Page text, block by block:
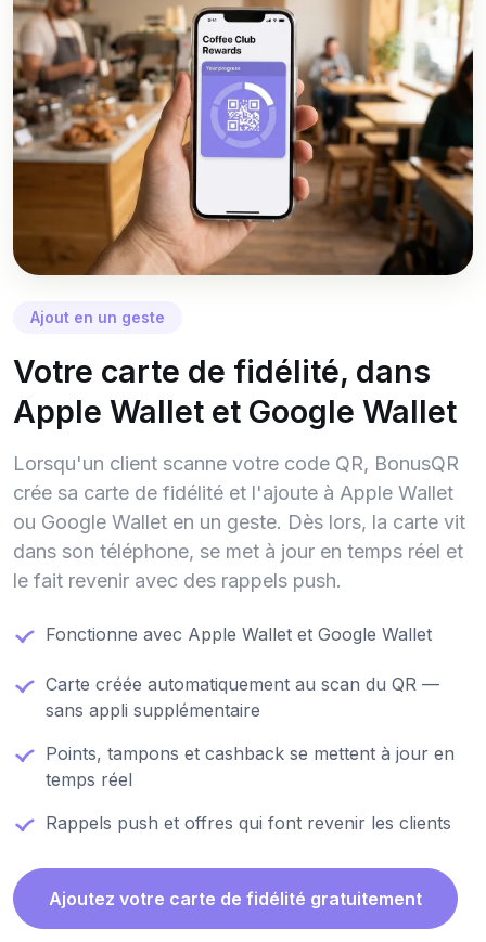
Ajout en un geste
Votre carte de fidélité, dans
Apple Wallet et Google Wallet
Lorsqu'un client scanne votre code QR, BonusQR
crée sa carte de fidélité et l'ajoute à Apple Wallet
ou Google Wallet en un geste. Dès lors, la carte vit
dans son téléphone, se met à jour en temps réel et
le fait revenir avec des rappels push.
Fonctionne avec Apple Wallet et Google Wallet
Carte créée automatiquement au scan du QR —
sans appli supplémentaire
Points, tampons et cashback se mettent à jour en
temps réel
Rappels push et offres qui font revenir les clients
Ajoutez votre carte de fidélité gratuitement